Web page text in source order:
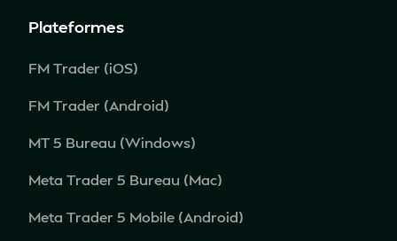
Plateformes
FM Trader (iOS)
FM Trader (Android)
MT 5 Bureau (Windows)
Meta Trader 5 Bureau (Mac)
Meta Trader 5 Mobile (Android)